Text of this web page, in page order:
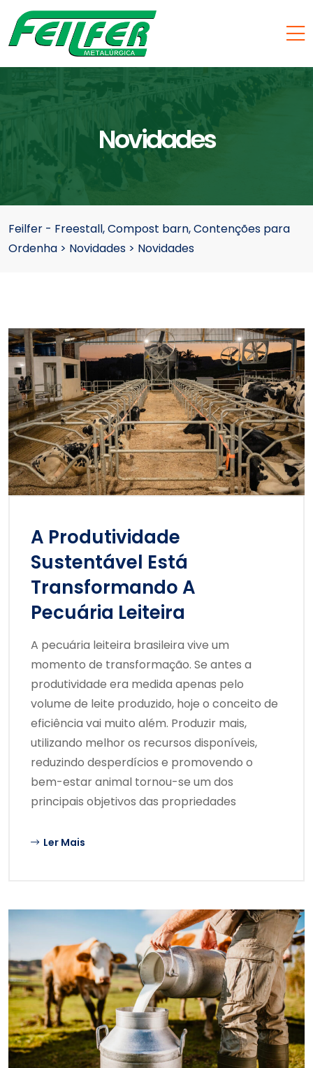
Novidades
Feilfer - Freestall, Compost barn, Contenções para
Ordenha > Novidades > Novidades
A Produtividade
Sustentável Está
Transformando A
Pecuária Leiteira
A pecuária leiteira brasileira vive um
momento de transformação. Se antes a
produtividade era medida apenas pelo
volume de leite produzido, hoje o conceito de
eficiência vai muito além. Produzir mais,
utilizando melhor os recursos disponíveis,
reduzindo desperdícios e promovendo o
bem-estar animal tornou-se um dos
principais objetivos das propriedades
Ler Mais